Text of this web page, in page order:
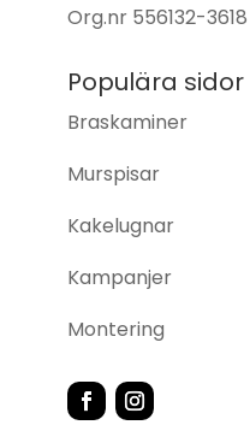
Org.nr 556132-3618
Populära sidor
Braskaminer
Murspisar
Kakelugnar
Kampanjer
Montering